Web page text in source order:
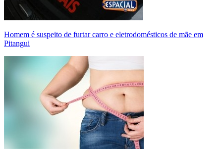
Homem é suspeito de furtar carro e eletrodomésticos de mãe em
Pitangui